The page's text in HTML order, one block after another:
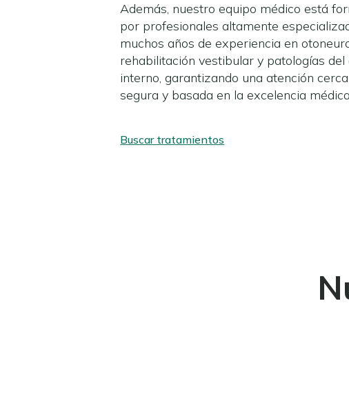
Además, nuestro equipo médico está
por profesionales altamente
muchos años de experiencia en
rehabilitación vestibular y patologías del
interno, garantizando una atención
segura y basada en la excelencia
Buscar tratamientos